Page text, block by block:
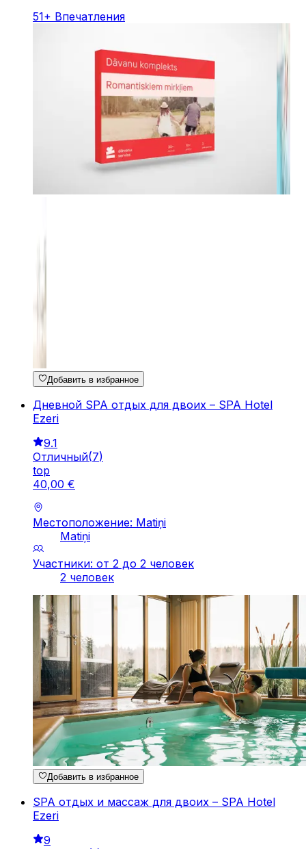
51+ Впечатления
Добавить в избранное
Дневной SPA отдых для двоих – SPA Hotel
Ezeri
9.1
Отличный(7)
top
40,00 €
Местоположение: Matiņi
Matiņi
Участники: от 2 до 2 человек
2 человек
Добавить в избранное
SPA отдых и массаж для двоих – SPA Hotel
Ezeri
9